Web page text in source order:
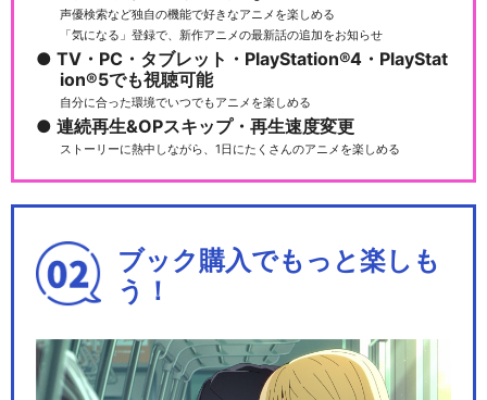
声優検索など独自の機能で好きなアニメを楽しめる
「気になる」登録で、新作アニメの最新話の追加をお知らせ
TV・PC・タブレット・PlayStation®4・PlayStat
ion®5でも視聴可能
自分に合った環境でいつでもアニメを楽しめる
連続再生&OPスキップ・再生速度変更
ストーリーに熱中しながら、1日にたくさんのアニメを楽しめる
ブック購入でもっと楽しも
う！